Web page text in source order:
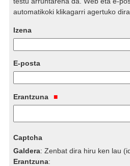
automatikoki klikagarri agertuko
Izena
E-posta
Erantzuna
Captcha
Galdera:Zenbat dira hiru ken lau
Erantzuna: